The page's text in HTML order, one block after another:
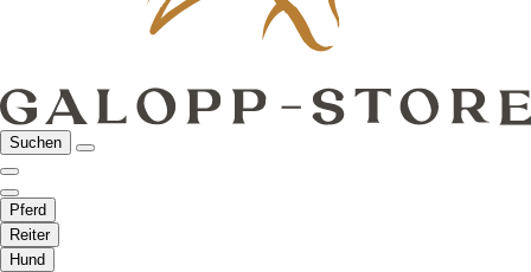
Suchen
Pferd
Reiter
Hund